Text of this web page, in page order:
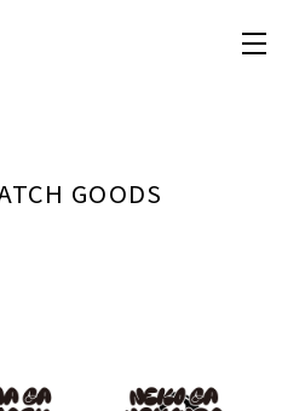
GOODS